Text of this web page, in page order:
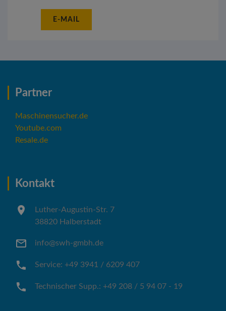
E-MAIL
Partner
Maschinensucher.de
Youtube.com
Resale.de
Kontakt
Luther-Augustin-Str. 7
38820 Halberstadt
info@swh-gmbh.de
Service: +49 3941 / 6209 407
Technischer Supp.: +49 208 / 5 94 07 - 19